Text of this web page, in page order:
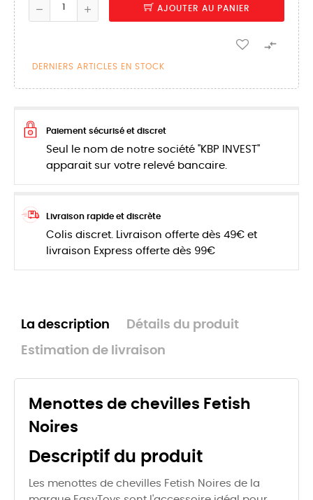
AJOUTER AU PANIER

DERNIERS ARTICLES EN STOCK
Paiement sécurisé et discret
Seul le nom de notre société "KBP INVEST"
apparait sur votre relevé bancaire.
Livraison rapide et discrète
Colis discret. Livraison offerte dès 49€ et
livraison Express offerte dès 99€
La description Détails du produit
Estimation de livraison
Menottes de chevilles Fetish
Noires
Descriptif du produit
Les menottes de chevilles Fetish Noires de la